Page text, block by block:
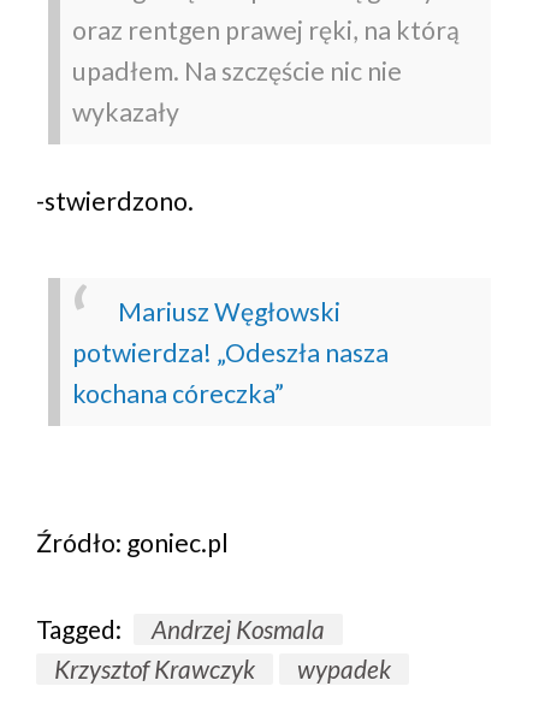
oraz rentgen prawej ręki, na którą
upadłem. Na szczęście nic nie
wykazały
-stwierdzono.
Mariusz Węgłowski
potwierdza! „Odeszła nasza
kochana córeczka”
Źródło: goniec.pl
Tagged:
Andrzej Kosmala
Krzysztof Krawczyk
wypadek